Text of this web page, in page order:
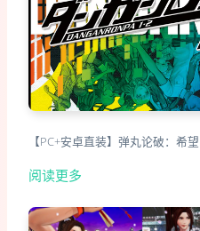
【PC+安卓直装】弹丸论破：希望…
阅读更多